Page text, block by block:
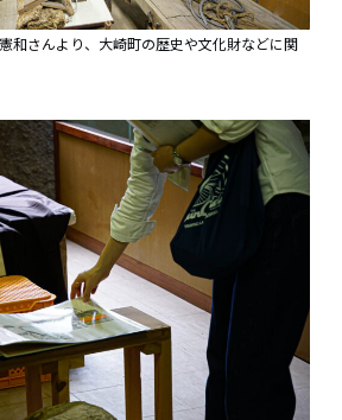
和さんより、大崎町の歴史や文化財などに関